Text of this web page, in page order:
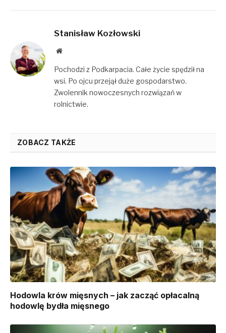
Stanisław Kozłowski
Website
Pochodzi z Podkarpacia. Całe życie spędził na
wsi. Po ojcu przejął duże gospodarstwo.
Zwolennik nowoczesnych rozwiązań w
rolnictwie.
ZOBACZ TAKŻE
Hodowla krów mięsnych – jak zacząć opłacalną
hodowlę bydła mięsnego